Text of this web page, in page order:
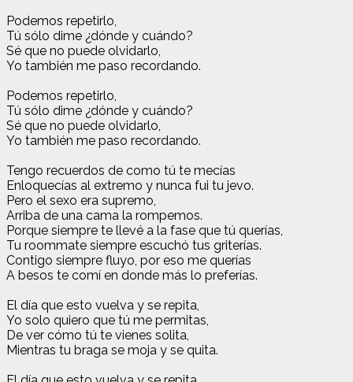
Podemos repetirlo,
Tú sólo dime ¿dónde y cuándo?
Sé que no puede olvidarlo,
Yo también me paso recordando.
Podemos repetirlo,
Tú sólo dime ¿dónde y cuándo?
Sé que no puede olvidarlo,
Yo también me paso recordando.
Tengo recuerdos de como tú te mecías
Enloquecías al extremo y nunca fui tu jevo.
Pero el sexo era supremo,
Arriba de una cama la rompemos.
Porque siempre te llevé a la fase que tú querías,
Tu roommate siempre escuchó tus griterías.
Contigo siempre fluyo, por eso me querías
A besos te comí en donde más lo preferías.
El día que esto vuelva y se repita,
Yo solo quiero que tú me permitas,
De ver cómo tú te vienes solita,
Mientras tu braga se moja y se quita.